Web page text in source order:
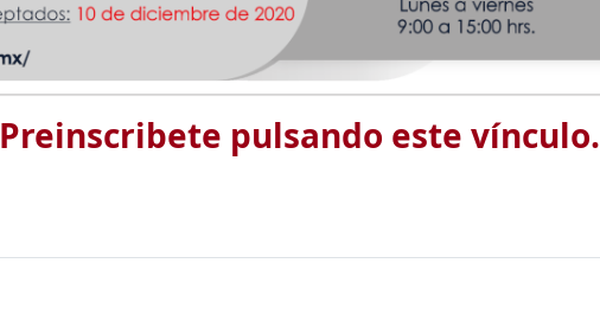
Preinscribete pulsando este vínculo.